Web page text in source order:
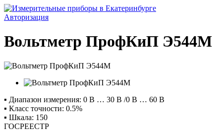
Авторизация
Вольтметр ПрофКиП Э544М
▪ Диапазон измерения: 0 В … 30 В /0 В … 60 В
▪ Класс точности: 0.5%
▪ Шкала: 150
ГОСРЕЕСТР